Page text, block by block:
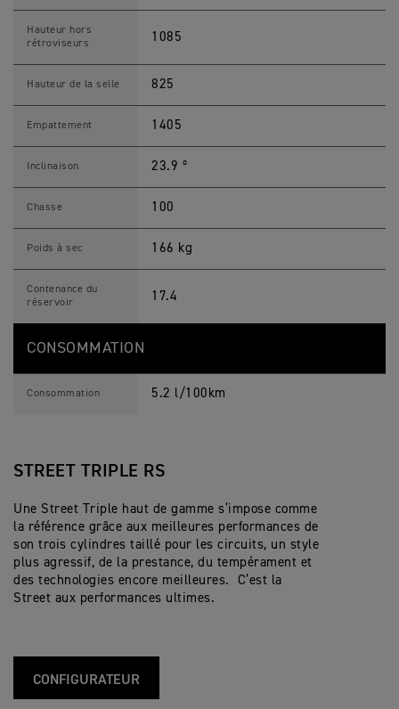
Hauteur hors
rétroviseurs
1085
Hauteur de la selle 825
Empattement 1405
Inclinaison 23.9 º
Chasse 100
Poids à sec 166 kg
Contenance du
réservoir
17.4
CONSOMMATION
Consommation 5.2 l/100km
STREET TRIPLE RS
Une Street Triple haut de gamme s’impose comme
la référence grâce aux meilleures performances de
son trois cylindres taillé pour les circuits, un style
plus agressif, de la prestance, du tempérament et
des technologies encore meilleures. C’est la
Street aux performances ultimes.
CONFIGURATEUR